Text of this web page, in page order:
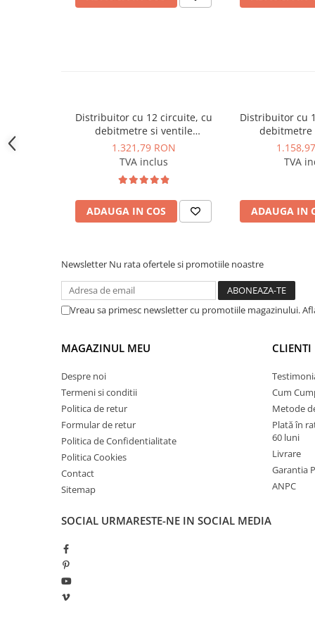
Instalatii de gaz
Izolatii tehnice
Izolatii pentru aer conditionat
Izolatii pentru sisteme solare
Izolatii pentru tevi si conducte
Polistiren expandat
Vata minerala bazaltica
Grupuri de circulatie
Manometre, presostate si
Regulatoare electronice
Vane si servomotoare
Servoregulatoare
Termostate pentru ventilo-
Ventile termice de amestec
Traductoare
UPS-uri si stabilizatoare de
Ventile electromagnetice
Automatizare centrala termica
Termostate aplicatii industriale
etichete din plastic pentru descrierea
Distribuitor cu 12 circuite, cu
debitmetre si ventile
termostatice pentru
servomotoare M30x1,5 PURMO
1.321,79 RON
TVA inclus
ADAUGA IN COS
Distribuitor cu
debitmetre
servomotoare
TVA
ADAUGA IN
Newsletter Nu rata ofertele si promotiile noastre
Vreau sa primesc newsletter cu promotiile magazinului.
MAGAZINUL MEU
Despre noi
Termeni si conditii
Politica de retur
Formular de retur
Politica de Confidentialitate
Politica Cookies
Contact
Sitemap
CLIENTI
Cum
Metode
Plată în
60 luni
Livrare
Garantia
ANPC
SOCIAL URMARESTE-NE IN SOCIAL MEDIA